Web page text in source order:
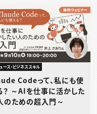
ース・ビジネススキル
Codeって、私にも使
？ ～AIを仕事に活かした
のための超入門～